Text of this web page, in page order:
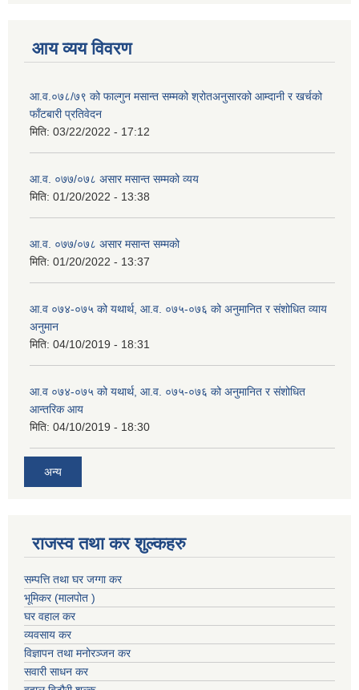
आय व्यय विवरण
आ.व.०७८/७९ को फाल्गुन मसान्त सम्मको श्रोतअनुसारको आम्दानी र खर्चको
फाँटबारी प्रतिवेदन
मिति: 03/22/2022 - 17:12
आ.व. ०७७/०७८ असार मसान्त सम्मको व्यय
मिति: 01/20/2022 - 13:38
आ.व. ०७७/०७८ असार मसान्त सम्मको
मिति: 01/20/2022 - 13:37
आ.व ०७४-०७५ को यथार्थ, आ.व. ०७५-०७६ को अनुमानित र संशोधित व्याय
अनुमान
मिति: 04/10/2019 - 18:31
आ.व ०७४-०७५ को यथार्थ, आ.व. ०७५-०७६ को अनुमानित र संशोधित
आन्तरिक आय
मिति: 04/10/2019 - 18:30
अन्य
राजस्व तथा कर शुल्कहरु
सम्पत्ति तथा घर जग्गा कर
भूमिकर (मालपोत )
घर वहाल कर
व्यवसाय कर
विज्ञापन तथा मनोरञ्जन कर
सवारी साधन कर